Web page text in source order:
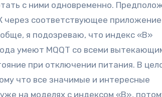
с ними одновременно.
через соответствующее
я подозреваю, что индекс «B»
умеют MQQT со всеми
при отключении питания. В
что все значимые и интересные
на моделях с индексом «B»,